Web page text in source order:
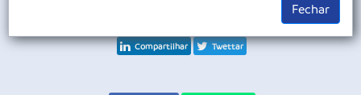
Compartilhar Twettar
Fechar